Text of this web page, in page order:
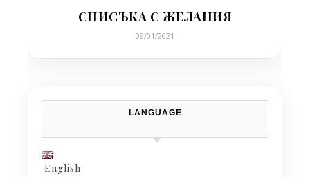
СПИСЪKA С ЖЕЛАНИЯ
09/01/2021
LANGUAGE
English